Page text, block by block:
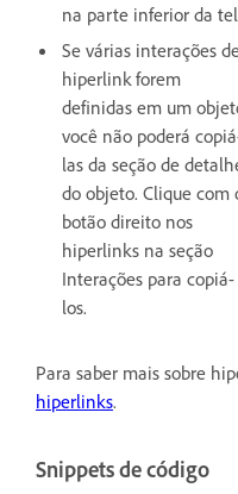
na parte inferior da
Se várias interações
hiperlink forem
definidas em um
você não poderá
las da seção de
do objeto. Clique com
botão direito nos
hiperlinks na seção
Interações para copiá-
los.
Para saber mais sobre
hiperlinks.
Snippets de código